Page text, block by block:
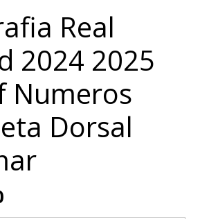
Real
2024 2025
Numeros
Dorsal